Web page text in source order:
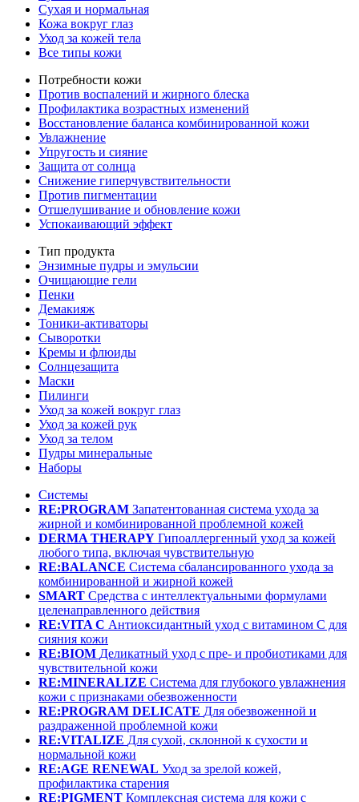
Сухая и нормальная
Кожа вокруг глаз
Уход за кожей тела
Все типы кожи
Потребности кожи
Против воспалений и жирного блеска
Профилактика возрастных изменений
Восстановление баланса комбинированной кожи
Увлажнение
Упругость и сияние
Защита от солнца
Снижение гиперчувствительности
Против пигментации
Отшелушивание и обновление кожи
Успокаивающий эффект
Тип продукта
Энзимные пудры и эмульсии
Очищающие гели
Пенки
Демакияж
Тоники-активаторы
Сыворотки
Кремы и флюиды
Солнцезащита
Маски
Пилинги
Уход за кожей вокруг глаз
Уход за кожей рук
Уход за телом
Пудры минеральные
Наборы
Системы
RE:PROGRAM Запатентованная система ухода за
жирной и комбинированной проблемной кожей
DERMA THERAPY Гипоаллергенный уход за кожей
любого типа, включая чувствительную
RE:BALANCE Система сбалансированного ухода за
комбинированной и жирной кожей
SMART Средства с интеллектуальными формулами
целенаправленного действия
RE:VITA C Антиоксидантный уход с витамином С для
сияния кожи
RE:BIOM Деликатный уход с пре- и пробиотиками для
чувствительной кожи
RE:MINERALIZE Система для глубокого увлажнения
кожи с признаками обезвоженности
RE:PROGRAM DELICATE Для обезвоженной и
раздраженной проблемной кожи
RE:VITALIZE Для сухой, склонной к сухости и
нормальной кожи
RE:AGE RENEWAL Уход за зрелой кожей,
профилактика старения
RE:PIGMENT Комплексная система для кожи с